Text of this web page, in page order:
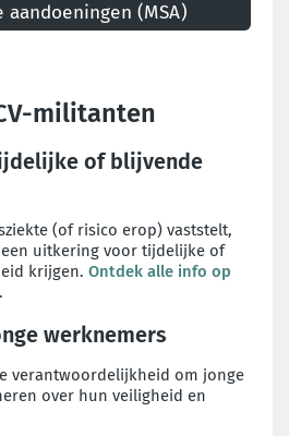
(MSA)
aandoeningen en hoe
militanten
of blijvende
(of risico erop) vaststelt,
uitkering voor tijdelijke of
krijgen. Ontdek alle info op
.
werknemers
verantwoordelijkheid om jonge
over hun veiligheid en